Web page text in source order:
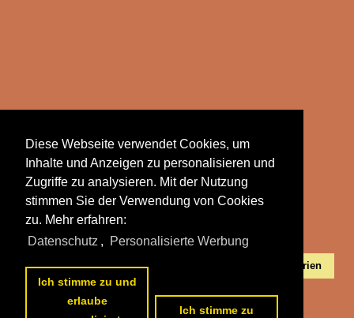
Güterwagen
Alle Fotos ausBulgarien Bulgarien
Diese Webseite verwendet Cookies, um
Inhalte und Anzeigen zu personalisieren und
Zugriffe zu analysieren. Mit der Nutzung
stimmen Sie der Verwendung von Cookies
zu. Mehr erfahren:
Datenschutz , Personalisierte Werbung
Ich stimme zu und
erlaube
Ich stimme zu